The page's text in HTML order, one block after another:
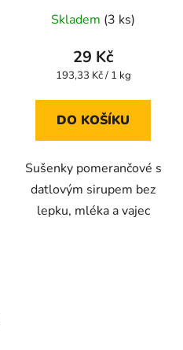
lepku, mléka a vajec
150ghodnocení
produktu
je
z
Skladem (3 ks)
29 Kč
Měrná
193,33 Kč / 1 kg
DO KOŠÍKU
Sušenky pomerančové s
datlovým sirupem bez
lepku, mléka a vajec